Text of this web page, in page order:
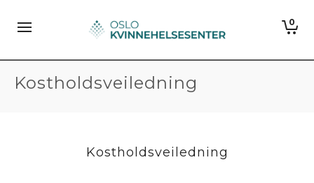
0
Kostholdsveiledning
Kostholdsveiledning